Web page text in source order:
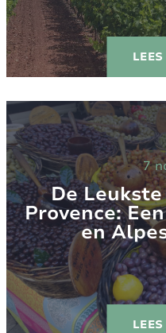
7
De
Provence:
en